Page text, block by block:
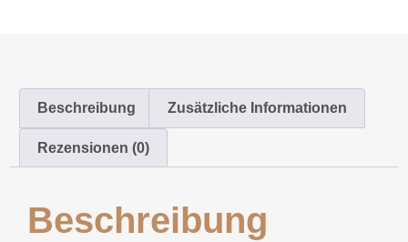
Beschreibung Zusätzliche Informationen
Rezensionen (0)
Beschreibung